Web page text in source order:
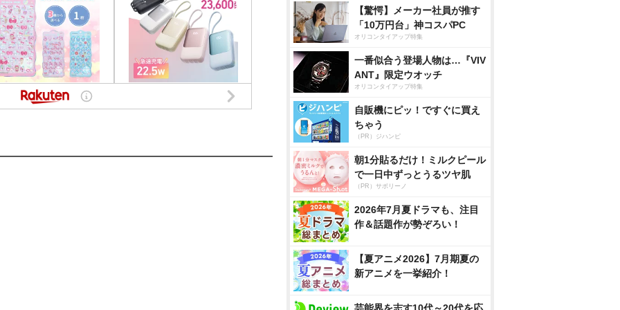
【驚愕】メーカー社員が推す
「10万円台」神コスパPC
オリコンタイアップ特集
一番似合う登場人物は…『VIV
ANT』限定ウオッチ
オリコンタイアップ特集
自販機にピッ！ですぐに買え
ちゃう
（PR）ジハンピ
朝1分貼るだけ！ミルクピール
で一日中ずっとうるツヤ肌
（PR）サボリーノ
2026年7月夏ドラマも、注目
作＆話題作が勢ぞろい！
【夏アニメ2026】7月期夏の
新アニメを一挙紹介！